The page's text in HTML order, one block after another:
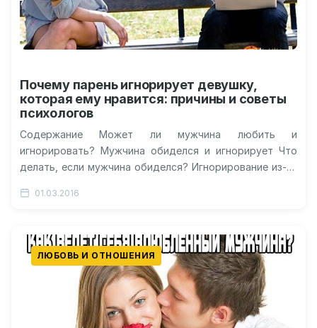
Почему парень игнорирует девушку,
которая ему нравится: причины и советы
психологов
Содержание Может ли мужчина любить и
игнорировать? Мужчина обиделся и игнорирует Что
делать, если мужчина обиделся? Игнорирование из-за
мужчина?…
01.03.2016
ЛЮБОВЬ И ОТНОШЕНИЯ